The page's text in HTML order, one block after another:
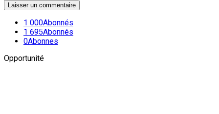
1 000Abonnés
1 695Abonnés
0Abonnes
Opportunité